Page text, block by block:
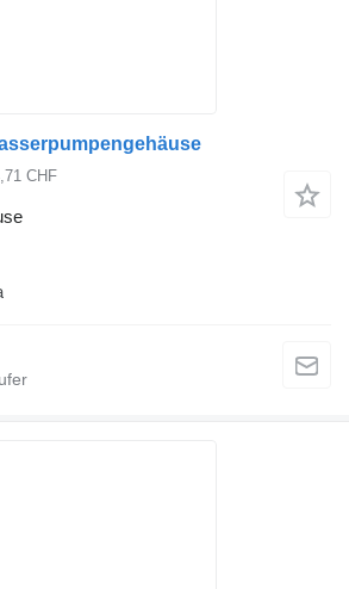
CHF